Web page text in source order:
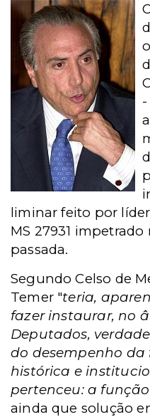
liminar feito por
MS 27931
passada.
Segundo Celso de
Temer "teria,
fazer instaurar, no
Deputados,
do desempenho
histórica e
pertenceu: a
ainda que solução